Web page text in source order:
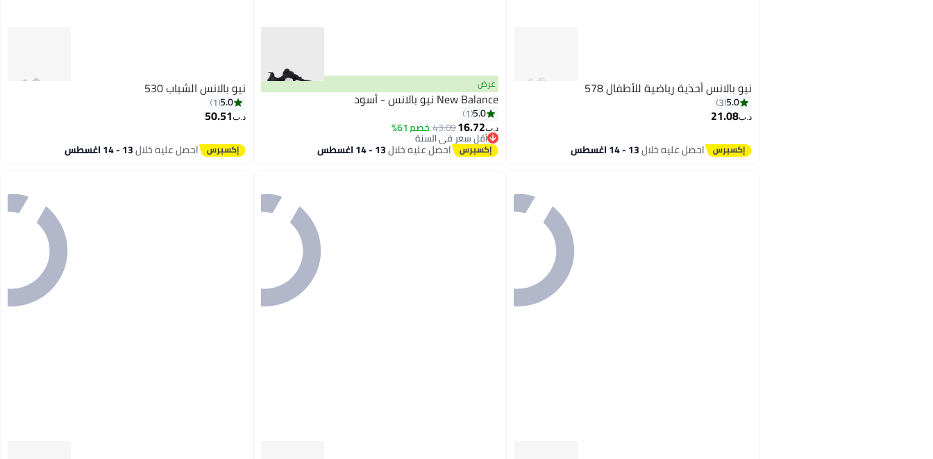
نيو بالانس أحذية رياضية للأطفال 578
5.0
3
د.ب‏21.08
احصل عليه خلال13 - 14 اغسطس
عرض
New Balance نيو بالانس - أسود
5.0
1
د.ب‏16.72
43.09خصم 61%
أقل سعر في السنة
أقل سعر في السنة
احصل عليه خلال13 - 14 اغسطس
نيو بالانس الشباب 530
5.0
1
د.ب‏50.51
احصل عليه خلال13 - 14 اغسطس